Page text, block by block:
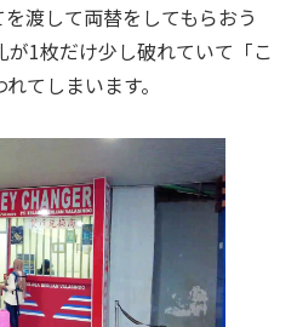
渡して両替をしてもらおう
が1枚だけ少し破れていて「こ
てしまいます。